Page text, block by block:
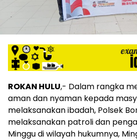
ROKAN HULU,- Dalam rangka
aman dan nyaman kepada
melaksanakan ibadah, Polsek
melaksanakan patroli dan
Minggu di wilayah hukumnya,